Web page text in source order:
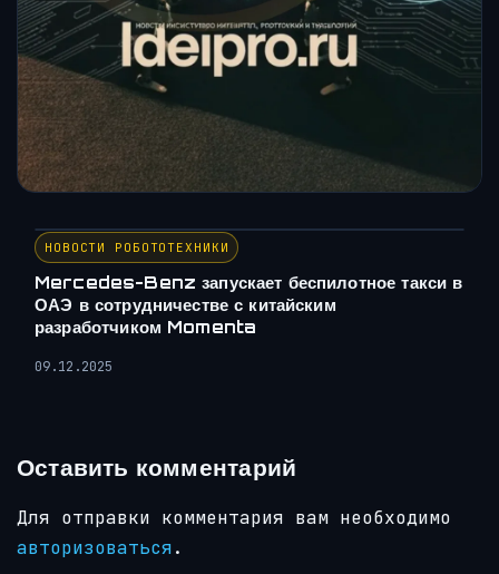
НОВОСТИ РОБОТОТЕХНИКИ
Mercedes-Benz запускает беспилотное такси в
ОАЭ в сотрудничестве с китайским
разработчиком Momenta
09.12.2025
Оставить комментарий
Для отправки комментария вам необходимо
авторизоваться.